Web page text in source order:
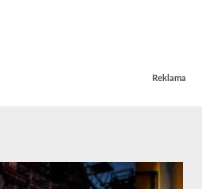
Reklama